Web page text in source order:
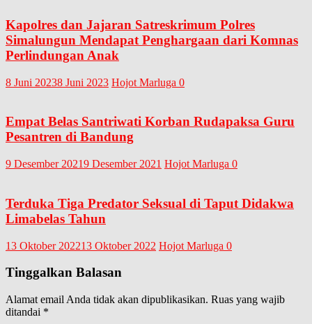
Kapolres dan Jajaran Satreskrimum Polres
Simalungun Mendapat Penghargaan dari Komnas
Perlindungan Anak
8 Juni 20238 Juni 2023 Hojot Marluga 0
Empat Belas Santriwati Korban Rudapaksa Guru
Pesantren di Bandung
9 Desember 20219 Desember 2021 Hojot Marluga 0
Terduka Tiga Predator Seksual di Taput Didakwa
Limabelas Tahun
13 Oktober 202213 Oktober 2022 Hojot Marluga 0
Tinggalkan Balasan
Alamat email Anda tidak akan dipublikasikan. Ruas yang wajib
ditandai *